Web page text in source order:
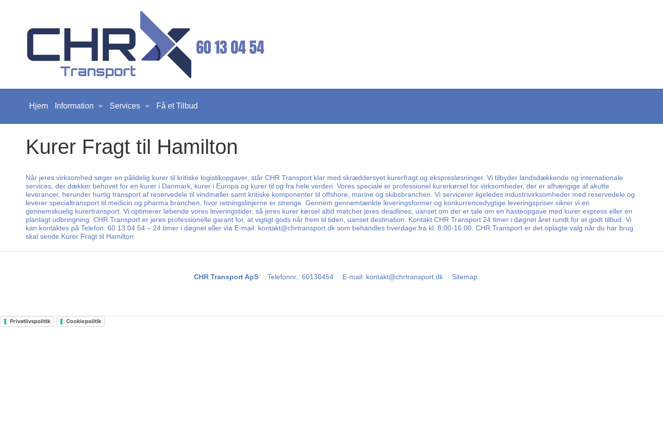
Hjem Information Services Få et Tilbud
Kurer Fragt til Hamilton
Når jeres virksomhed søger en pålidelig kurer til kritiske logistikopgaver, står CHR Transport klar med skræddersyet kurerfragt og ekspresløsninger. Vi tilbyder landsdækkende og internationale
services, der dækker behovet for en kurer i Danmark, kurer i Europa og kurer til og fra hele verden. Vores speciale er professionel kurerkørsel for virksomheder, der er afhængige af akutte
leverancer, herunder hurtig transport af reservedele til vindmøller samt kritiske komponenter til offshore, marine og skibsbranchen. Vi servicerer ligeledes industrivirksomheder med reservedele og
leverer specialtransport til medicin og pharma branchen, hvor retningslinjerne er strenge. Gennem gennemtænkte leveringsformer og konkurrencedygtige leveringspriser sikrer vi en
gennemskuelig kurertransport. Vi optimerer løbende vores leveringstider, så jeres kurer kørsel altid matcher jeres deadlines, uanset om der er tale om en hasteopgave med kurer express eller en
planlagt udbringning. CHR Transport er jeres professionelle garant for, at vigtigt gods når frem til tiden, uanset destination. Kontakt CHR Transport 24 timer i døgnet året rundt for et godt tilbud. Vi
kan kontaktes på Telefon: 60 13 04 54 – 24 timer i døgnet eller via E-mail: kontakt@chrtransport.dk som behandles hverdage fra kl. 8:00-16:00. CHR Transport er det oplagte valg når du har brug
skal sende Kurer Fragt til Hamilton
CHR Transport ApS Telefonnr. : 60130454 E-mail: kontakt@chrtransport.dk Sitemap
Privatlivspolitik Cookiepolitik